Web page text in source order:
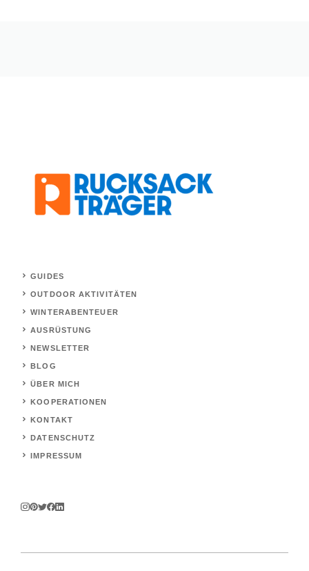
GUIDES
OUTDOOR AKTIVITÄTEN
WINTERABENTEUER
AUSRÜSTUNG
NEWSLETTER
BLOG
ÜBER MICH
KOOPERATIONEN
KONTAKT
DATENSCHUTZ
IMPRESSUM